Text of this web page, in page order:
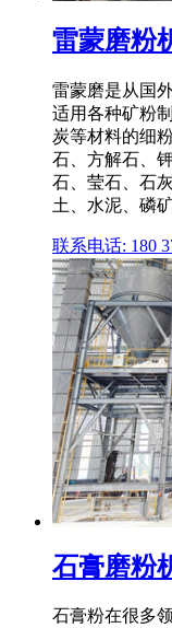
雷蒙磨粉
雷蒙磨是从国
适用各种矿粉
炭等材料的细
石、方解石、
石、莹石、石
土、水泥、磷
联系电话: 180
石膏磨粉
石膏粉在很多